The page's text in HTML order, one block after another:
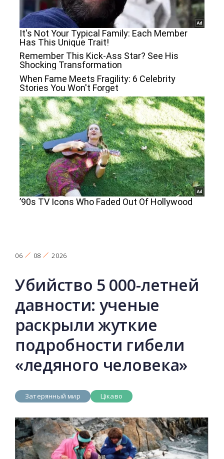
06 08 2026
Убийство 5 000-летней
давности: ученые
раскрыли жуткие
подробности гибели
«ледяного человека»
Затерянный мир Цікаво